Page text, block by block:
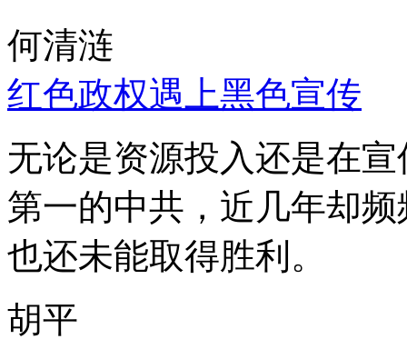
何清涟
红色政权遇上黑色宣传
无论是资源投入还是在
第一的中共，近几年却
也还未能取得胜利。
胡平